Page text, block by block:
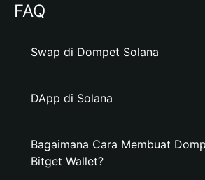
FAQ
Swap di Dompet Solana
DApp di Solana
Bagaimana Cara Membuat
Bitget Wallet?